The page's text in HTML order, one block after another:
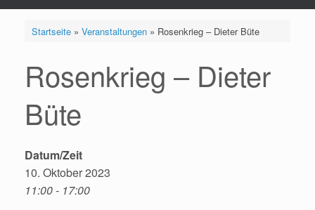
Startseite» Veranstaltungen» Rosenkrieg – Dieter Büte
Rosenkrieg – Dieter
Büte
Datum/Zeit
10. Oktober 2023
11:00 - 17:00